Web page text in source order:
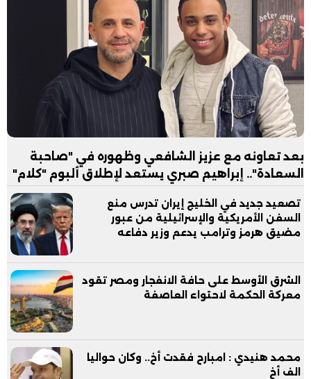
بعد تعاونه مع عزيز الشافعي وظهوره في "صاحبة
السعادة".. إبراهيم صبري يستعد لإطلاق ألبوم "كلام"
تصعيد جديد في الخليج إيران تدرس منع
السفن الأمريكية والإسرائيلية من عبور
مضيق هرمز وترامب يدعم وزير دفاعه
الشرق الأوسط على حافة الانفجار ومصر تقود
معركة الحكمة لاحتواء العاصفة
محمد هنيدي : امبارح فقدت أخ.. وكان حواليا
الف أخ